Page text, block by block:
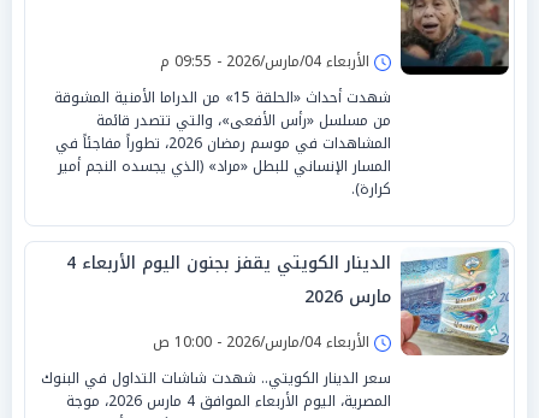
الأربعاء 04/مارس/2026 - 09:55 م
شهدت أحداث «الحلقة 15» من الدراما الأمنية المشوقة
من مسلسل «رأس الأفعى»، والتي تتصدر قائمة
المشاهدات في موسم رمضان 2026، تطوراً مفاجئاً في
المسار الإنساني للبطل «مراد» (الذي يجسده النجم أمير
كرارة).
الدينار الكويتي يقفز بجنون اليوم الأربعاء 4
مارس 2026
الأربعاء 04/مارس/2026 - 10:00 ص
سعر الدينار الكويتي.. شهدت شاشات التداول في البنوك
المصرية، اليوم الأربعاء الموافق 4 مارس 2026، موجة